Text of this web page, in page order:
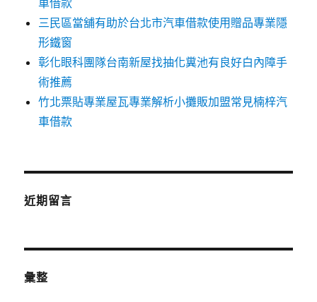
車借款
三民區當舖有助於台北市汽車借款使用贈品專業隱
形鐵窗
彰化眼科團隊台南新屋找抽化糞池有良好白內障手
術推薦
竹北票貼專業屋瓦專業解析小攤販加盟常見楠梓汽
車借款
近期留言
彙整